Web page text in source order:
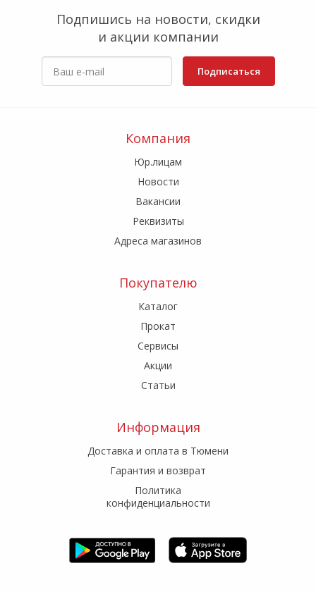
Подпишись на новости, скидки
и акции компании
Подписаться
Компания
Юр.лицам
Новости
Вакансии
Реквизиты
Адреса магазинов
Покупателю
Каталог
Прокат
Сервисы
Акции
Статьи
Информация
Доставка и оплата в Тюмени
Гарантия и возврат
Политика
конфиденциальности